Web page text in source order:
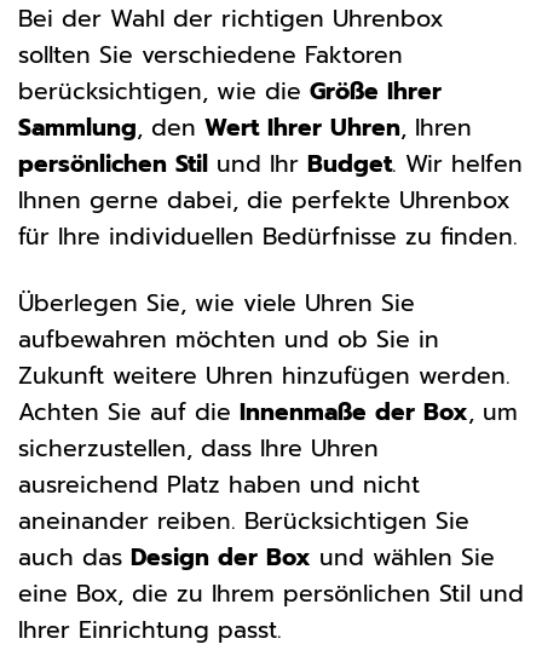
Bei der Wahl der richtigen Uhrenbox
sollten Sie verschiedene Faktoren
berücksichtigen, wie die Größe Ihrer
Sammlung, den Wert Ihrer Uhren, Ihren
persönlichen Stil und Ihr Budget. Wir helfen
Ihnen gerne dabei, die perfekte Uhrenbox
für Ihre individuellen Bedürfnisse zu finden.
Überlegen Sie, wie viele Uhren Sie
aufbewahren möchten und ob Sie in
Zukunft weitere Uhren hinzufügen werden.
Achten Sie auf die Innenmaße der Box, um
sicherzustellen, dass Ihre Uhren
ausreichend Platz haben und nicht
aneinander reiben. Berücksichtigen Sie
auch das Design der Box und wählen Sie
eine Box, die zu Ihrem persönlichen Stil und
Ihrer Einrichtung passt.